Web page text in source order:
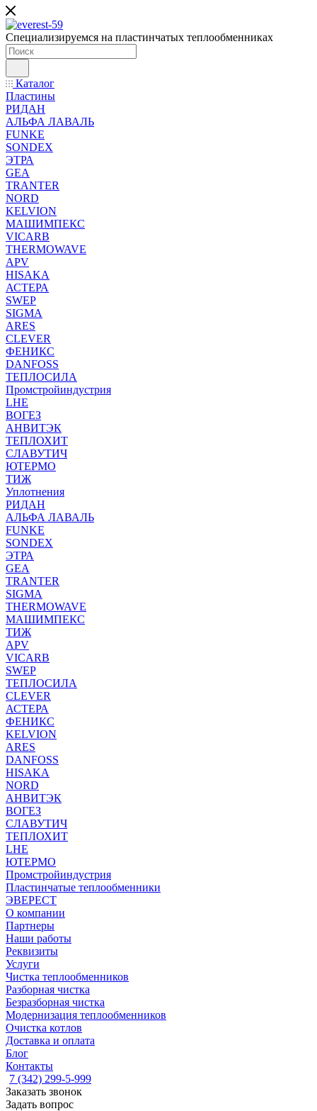
Специализируемся на пластинчатых теплообменниках
Каталог
Пластины
РИДАН
АЛЬФА ЛАВАЛЬ
FUNKE
SONDEX
ЭТРА
GEA
TRANTER
NORD
KELVION
МАШИМПЕКС
VICARB
THERMOWAVE
APV
HISAKA
АСТЕРА
SWEP
SIGMA
ARES
CLEVER
ФЕНИКС
DANFOSS
ТЕПЛОСИЛА
Промстройиндустрия
LHE
ВОГЕЗ
АНВИТЭК
ТЕПЛОХИТ
СЛАВУТИЧ
ЮТЕРМО
ТИЖ
Уплотнения
РИДАН
АЛЬФА ЛАВАЛЬ
FUNKE
SONDEX
ЭТРА
GEA
TRANTER
SIGMA
THERMOWAVE
МАШИМПЕКС
ТИЖ
APV
VICARB
SWEP
ТЕПЛОСИЛА
CLEVER
АСТЕРА
ФЕНИКС
KELVION
ARES
DANFOSS
HISAKA
NORD
АНВИТЭК
ВОГЕЗ
СЛАВУТИЧ
ТЕПЛОХИТ
LHE
ЮТЕРМО
Промстройиндустрия
Пластинчатые теплообменники
ЭВЕРЕСТ
О компании
Партнеры
Наши работы
Реквизиты
Услуги
Чистка теплообменников
Разборная чистка
Безразборная чистка
Модернизация теплообменников
Очистка котлов
Доставка и оплата
Блог
Контакты
7 (342) 299-5-999
Заказать звонок
Задать вопрос